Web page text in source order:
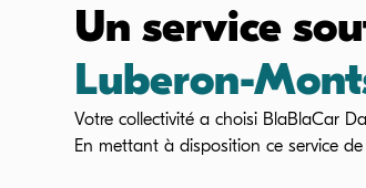
Un service
Luberon-
Votre collectivité a choisi BlaBlaCar
En mettant à disposition ce service